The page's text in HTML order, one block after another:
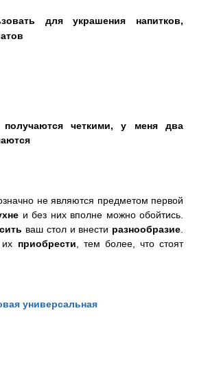
для украшения напитков,
четкими, у меня два
не являются предметом первой
и без них вполне можно обойтись.
ваш стол и внести разнообразие.
их приобрести, тем более, что стоят
универсальная